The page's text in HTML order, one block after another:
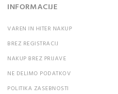
INFORMACIJE
VAREN IN HITER NAKUP
BREZ REGISTRACIJ
NAKUP BREZ PRIJAVE
NE DELIMO PODATKOV
POLITIKA ZASEBNOSTI